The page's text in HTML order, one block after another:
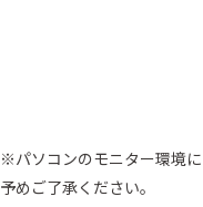
※パソコンのモニター環境に
予めご了承ください。